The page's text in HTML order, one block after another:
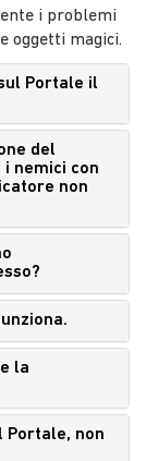
i problemi
oggetti magici.
Portale il
del
i nemici con
non
la
Portale, non